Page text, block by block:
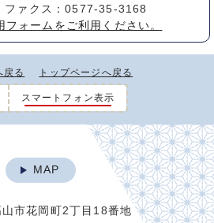
ァクス：0577-35-3168
ォームをご利用ください。
戻る トップページへ戻る
スマートフォン表示
MAP
市花岡町2丁目18番地